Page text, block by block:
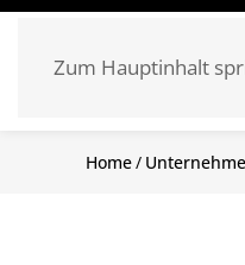
Zum Hauptinhalt
Home